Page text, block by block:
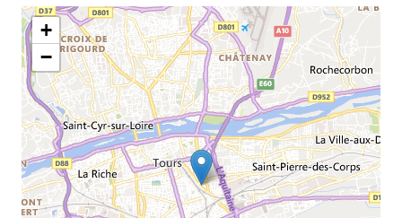
+
−
o
r
g
a
n
i
s